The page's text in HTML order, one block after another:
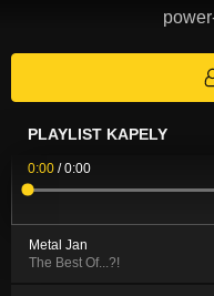
PLAYLIST KAPELY
0:00 /0:00
Metal Jan
The Best Of...?!